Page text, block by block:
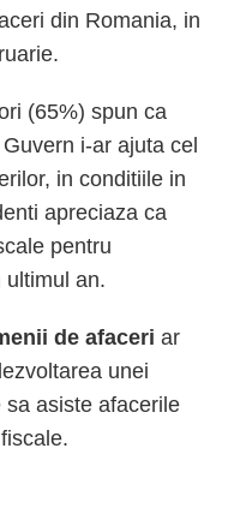
din Romania, in
(65%) spun ca
i-ar ajuta cel
in conditiile in
apreciaza ca
pentru
ultimul an.
de afaceri ar
unei
asiste afacerile